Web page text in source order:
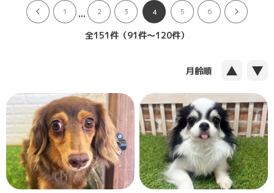
1 ... 2 3 4 5 6
全151件（91件〜120件）
月齢順 ▲ ▼